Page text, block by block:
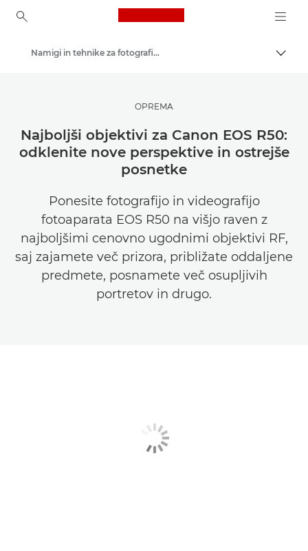
Canon Logo, back to
Poiščite navdih | Nasveti in nakupovalni vodniki za fotografiranje in tiskanje
Namigi in tehnike za fotografiranje in tiskanje
OPREMA
Najboljši objektivi za Canon EOS R50:
odklenite nove perspektive in ostrejše
posnetke
Ponesite fotografijo in videografijo
fotoaparata EOS R50 na višjo raven z
najboljšimi cenovno ugodnimi objektivi RF,
saj zajamete več prizora, približate oddaljene
predmete, posnamete več osupljivih
portretov in drugo.